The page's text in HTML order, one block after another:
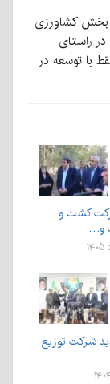
بخش کشاورزی
راستای
با توسعه در
کشت و
و…
شرکت توزیع